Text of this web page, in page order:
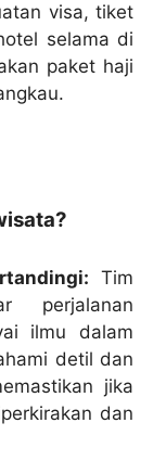
visa, tiket
selama di
paket haji
Tim
perjalanan
ilmu dalam
detil dan
jika
dan